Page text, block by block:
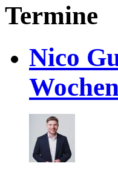
Termine
Nico